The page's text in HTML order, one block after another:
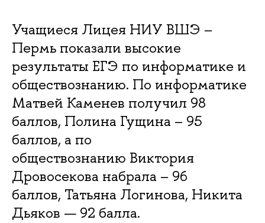
Учащиеся Лицея НИУ ВШЭ –
Пермь показали высокие
результаты ЕГЭ по информатике и
обществознанию. По информатике
Матвей Каменев получил 98
баллов, Полина Гущина – 95
баллов, а по
обществознанию Виктория
Дровосекова набрала – 96
баллов, Татьяна Логинова, Никита
Дьяков — 92 балла.